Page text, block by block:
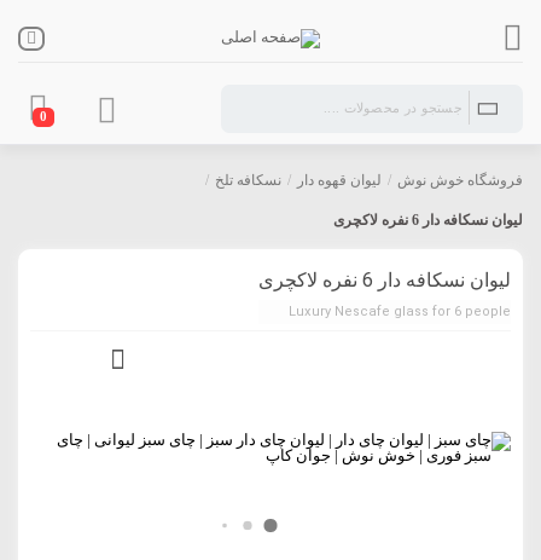
0
فروشگاه خوش نوش / لیوان قهوه دار / نسکافه تلخ /
لیوان نسکافه دار 6 نفره لاکچری
لیوان نسکافه دار 6 نفره لاکچری
Luxury Nescafe glass for 6 people